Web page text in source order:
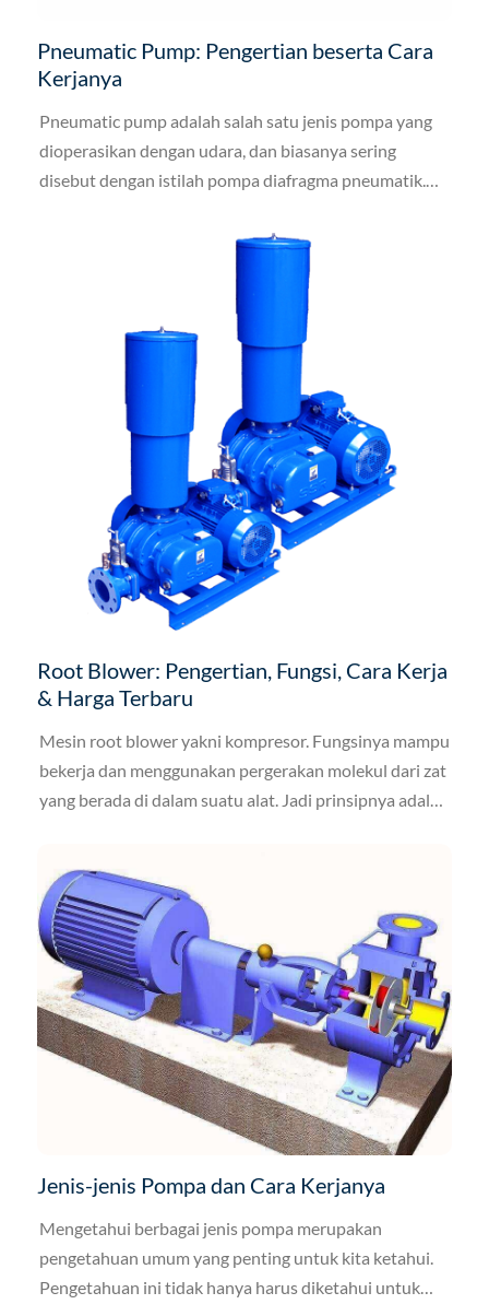
Pneumatic Pump: Pengertian beserta Cara
Kerjanya
Pneumatic pump adalah salah satu jenis pompa yang
dioperasikan dengan udara, dan biasanya sering
disebut dengan istilah pompa diafragma pneumatik.
akses listrik dan di area yang rentan terhadap bahaya
Root Blower: Pengertian, Fungsi, Cara Kerja
& Harga Terbaru
Mesin root blower yakni kompresor. Fungsinya mampu
bekerja dan menggunakan pergerakan molekul dari zat
yang berada di dalam suatu alat. Jadi prinsipnya adalah
udara.
Jenis-jenis Pompa dan Cara Kerjanya
Mengetahui berbagai jenis pompa merupakan
pengetahuan umum yang penting untuk kita ketahui.
Pengetahuan ini tidak hanya harus diketahui untuk